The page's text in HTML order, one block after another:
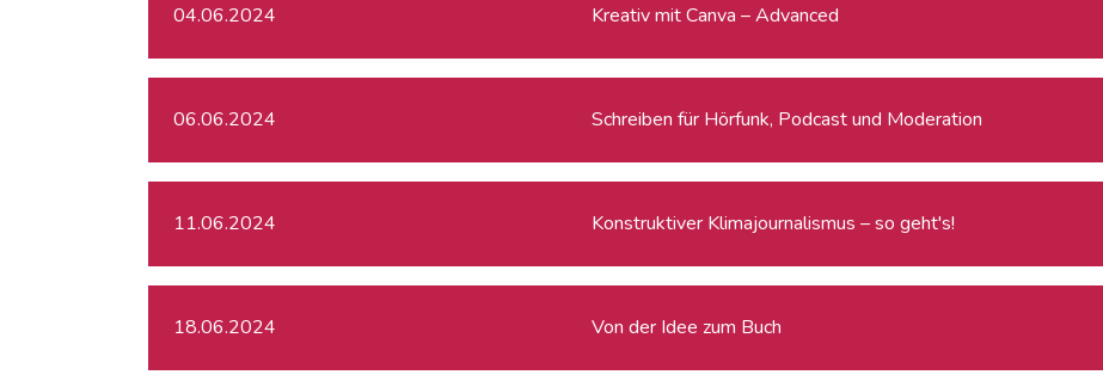
04.06.2024 Kreativ mit Canva – Advanced
06.06.2024 Schreiben für Hörfunk, Podcast und Moderation
11.06.2024 Konstruktiver Klimajournalismus – so geht's!
18.06.2024 Von der Idee zum Buch